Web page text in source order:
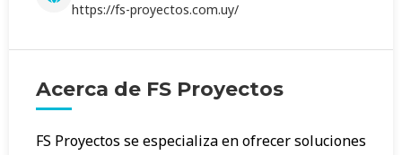
https://fs-proyectos.com.uy/
Acerca de FS Proyectos
FS Proyectos se especializa en ofrecer soluciones